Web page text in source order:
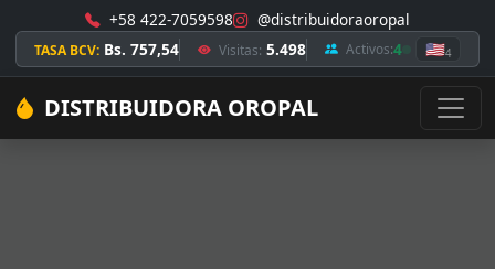
+58 422-7059598 @distribuidoraoropal
TASA BCV: Bs. 757,54 Visitas: 5.498 Activos:4 🇺🇸4
DISTRIBUIDORA OROPAL